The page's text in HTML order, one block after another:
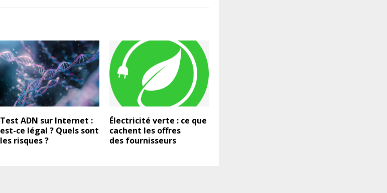
Test ADN sur Internet :
est-ce légal ? Quels sont
les risques ?
Électricité verte : ce que
cachent les offres
des fournisseurs